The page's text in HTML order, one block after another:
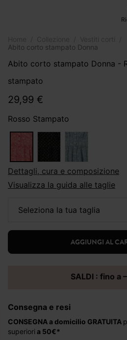
Abito corto stampato Donna
Abito corto stampato Donna -
stampato
29,99 €
Rosso Stampato
dettagli, cura e composizione
Visualizza la guida alle taglie
seleziona la tua taglia
AGGIUNGI AL
SALDI : fino a
Consegna e resi
CONSEGNA a domicilio GRATUITA
superiori a 50€*